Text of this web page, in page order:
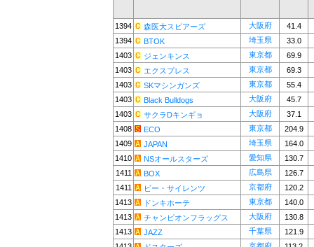
1394 森医大スピアーズ 大阪府
41.4
1394
BTOK 埼玉県
33.0
1403
ジェンキンス 東京都
69.9
1403
エクスプレス 東京都
69.3
1403
SKマシンガンズ 東京都
55.4
1403
Black Bulldogs 大阪府
45.7
1403
サクラDキンギョ 大阪府
37.1
1408
ECO 東京都
204.9
1409
JAPAN 埼玉県
164.0
1410
NSオールスターズ 愛知県
130.7
1411
BOX 広島県
126.7
1411
ビー・サイレンツ 京都府
120.2
1413
ドンキホーテ 東京都
140.0
1413
チャンピオンフラッグス 大阪府
130.8
1413
JAZZ 千葉県
121.9